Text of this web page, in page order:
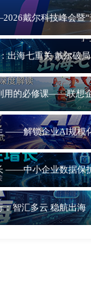
出海七重关 戴尔破局
：智汇多云 稳航出海